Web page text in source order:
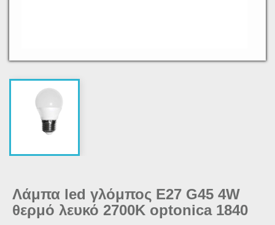
Λάμπα led γλόμπος Ε27 G45 4W
θερμό λευκό 2700Κ optonica 1840